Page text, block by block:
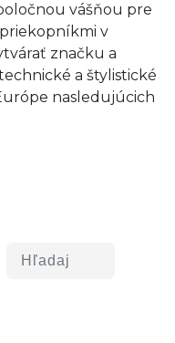
vášňou pre
v
značku a
a štylistické
nasledujúcich